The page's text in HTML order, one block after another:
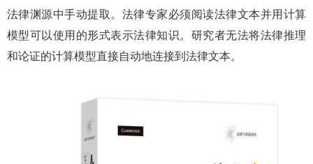
法律渊源中手动提取。法律专家必须阅读法律文本并用计算
模型可以使用的形式表示法律知识。研究者无法将法律推理
和论证的计算模型直接自动地连接到法律文本。